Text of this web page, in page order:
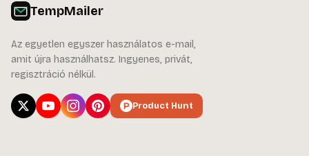
TempMailer
Az egyetlen egyszer használatos e-mail,
amit újra használhatsz. Ingyenes, privát,
regisztráció nélkül.
Product Hunt